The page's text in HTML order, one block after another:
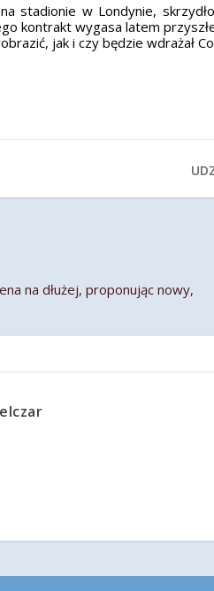
stadionie w Londynie,
kontrakt wygasa latem
jak i czy będzie wdrażał
na dłużej, proponując nowy,